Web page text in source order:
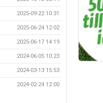
2025-09-22 10:31
2025-06-24 12:02
2025-06-17 14:19
2024-06-05 10:23
2024-03-13 15:53
2024-02-24 12:00